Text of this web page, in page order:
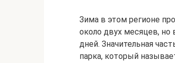
Зима в этом регионе
около двух месяцев,
дней. Значительная
парка, который